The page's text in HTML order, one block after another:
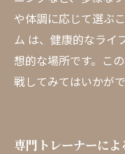
や体調に応じて選ぶ
ム は、健康的なライ
想的な場所です。こ
戦してみてはいかが
専門トレーナーに